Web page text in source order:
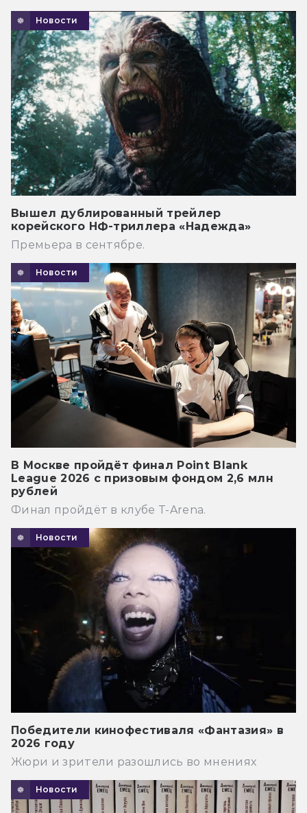
Новости
Вышел дублированный трейлер
корейского НФ-триллера «Надежда»
Премьера в сентябре.
Новости
В Москве пройдёт финал Point Blank
League 2026 с призовым фондом 2,6 млн
рублей
Финал пройдёт в клубе T-Arena.
Новости
Победители кинофестиваля «Фантазия» в
2026 году
Жюри и зрители разошлись во мнениях
Новости